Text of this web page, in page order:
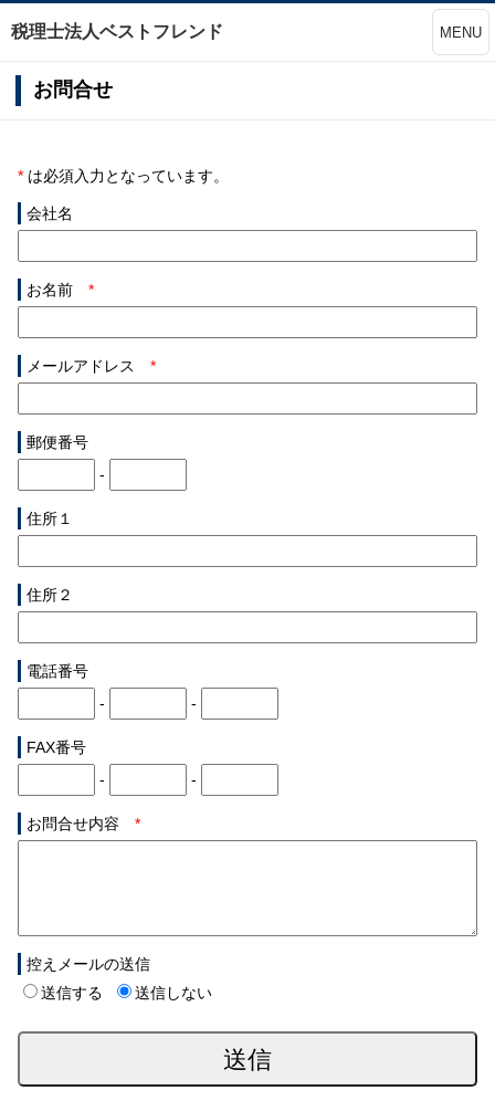
税理士法人ベストフレンド MENU
お問合せ
* は必須入力となっています。
会社名
お名前 *
メールアドレス *
郵便番号
-
住所１
住所２
電話番号
-
-
FAX番号
-
-
お問合せ内容 *
控えメールの送信
送信する
送信しない